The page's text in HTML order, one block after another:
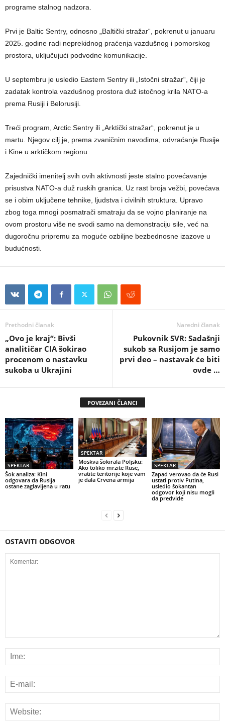
programe stalnog nadzora.
Prvi je Baltic Sentry, odnosno „Baltički stražar“, pokrenut u januaru
2025. godine radi neprekidnog praćenja vazdušnog i pomorskog
prostora, uključujući podvodne komunikacije.
U septembru je usledio Eastern Sentry ili „Istočni stražar“, čiji je
zadatak kontrola vazdušnog prostora duž istočnog krila NATO-a
prema Rusiji i Belorusiji.
Treći program, Arctic Sentry ili „Arktički stražar“, pokrenut je u
martu. Njegov cilj je, prema zvaničnim navodima, odvraćanje Rusije
i Kine u arktičkom regionu.
Zajednički imenitelj svih ovih aktivnosti jeste stalno povećavanje
prisustva NATO-a duž ruskih granica. Uz rast broja vežbi, povećava
se i obim uključene tehnike, ljudstva i civilnih struktura. Upravo
zbog toga mnogi posmatrači smatraju da se vojno planiranje na
ovom prostoru više ne svodi samo na demonstraciju sile, već na
dugoročnu pripremu za moguće ozbiljne bezbednosne izazove u
budućnosti.
Prethodni članak
„Ovo je kraj“: Bivši
analitičar CIA šokirao
procenom o nastavku
sukoba u Ukrajini
Naredni članak
Pukovnik SVR: Sadašnji
sukob sa Rusijom je samo
prvi deo – nastavak će biti
ovde …
POVEZANI ČLANCI
SPEKTAR
Šok analiza: Kini
odgovara da Rusija
ostane zaglavljena u ratu
SPEKTAR
Moskva šokirala Poljsku:
Ako toliko mrzite Ruse,
vratite teritorije koje vam
je dala Crvena armija
SPEKTAR
Zapad verovao da će Rusi
ustati protiv Putina,
usledio šokantan
odgovor koji nisu mogli
da predvide
OSTAVITI ODGOVOR